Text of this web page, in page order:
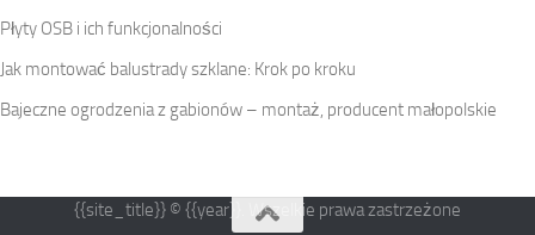
Płyty OSB i ich funkcjonalności
Jak montować balustrady szklane: Krok po kroku
Bajeczne ogrodzenia z gabionów – montaż, producent małopolskie
{{site_title}} © {{year}}. Wszelkie prawa zastrzeżone